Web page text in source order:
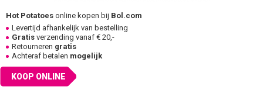
Hot Potatoes online kopen bij Bol.com
Levertijd afhankelijk van bestelling
Gratis verzending vanaf € 20,-
Retourneren gratis
Achteraf betalen mogelijk
KOOP ONLINE